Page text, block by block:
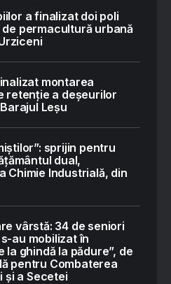
a finalizat doi poli
permacultură urbană
montarea
retenție a deșeurilor
Leșu
sprijin pentru
dual,
Chimie Industrială, din
vârstă: 34 de seniori
au mobilizat în
la ghindă la pădure”, de
pentru Combaterea
și a Secetei